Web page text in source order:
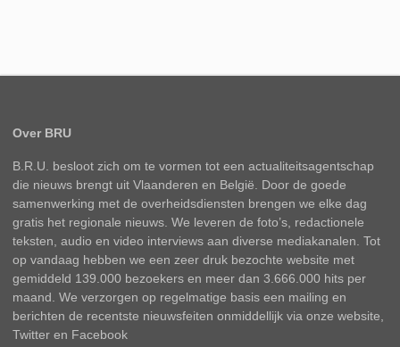
Over BRU
B.R.U. besloot zich om te vormen tot een actualiteitsagentschap
die nieuws brengt uit Vlaanderen en België. Door de goede
samenwerking met de overheidsdiensten brengen we elke dag
gratis het regionale nieuws. We leveren de foto’s, redactionele
teksten, audio en video interviews aan diverse mediakanalen. Tot
op vandaag hebben we een zeer druk bezochte website met
gemiddeld 139.000 bezoekers en meer dan 3.666.000 hits per
maand. We verzorgen op regelmatige basis een mailing en
berichten de recentste nieuwsfeiten onmiddellijk via onze website,
Twitter en Facebook